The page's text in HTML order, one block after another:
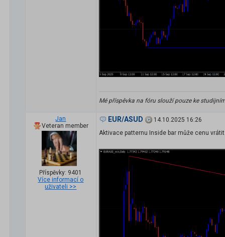
Mé příspěvka na fóru slouží pouze ke
Jan
Veteran member
Příspěvky: 9401
Více informací o
uživateli >>
EUR/ASUD
14.10.2025 16:26
Aktivace patternu Inside bar může cenu